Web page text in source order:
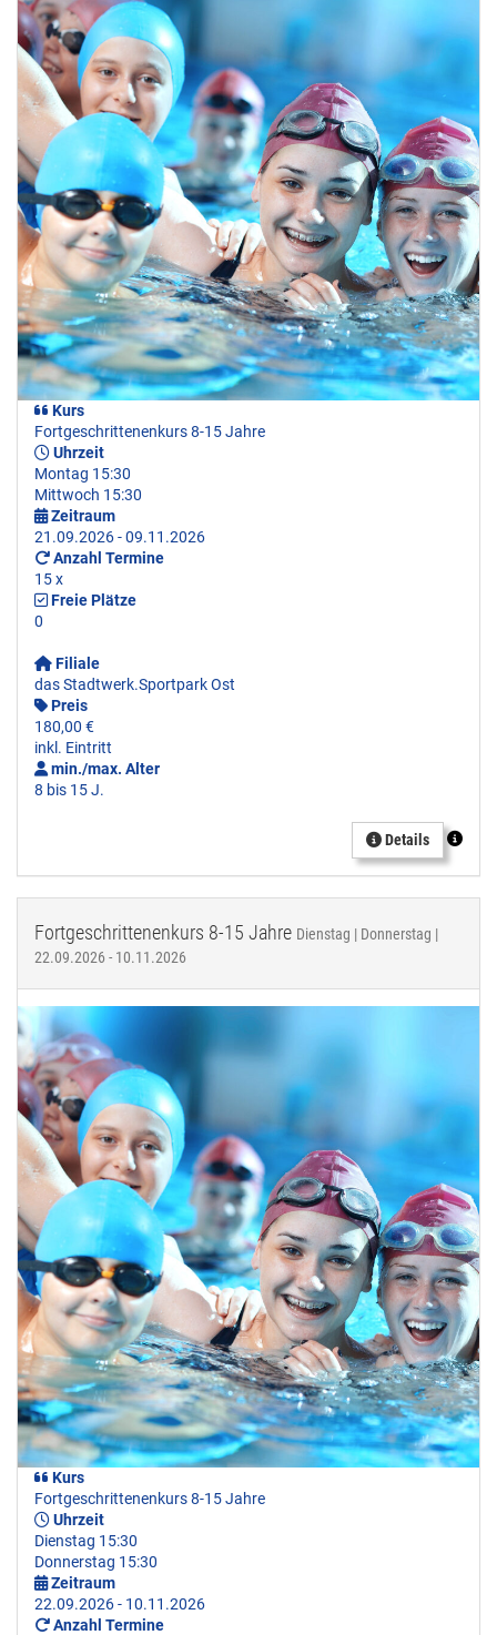
Kurs
Fortgeschrittenenkurs 8-15 Jahre
Uhrzeit
Montag 15:30
Mittwoch 15:30
Zeitraum
21.09.2026 - 09.11.2026
Anzahl Termine
15 x
Freie Plätze
0
Filiale
das Stadtwerk.Sportpark Ost
Preis
180,00 €
inkl. Eintritt
min./max. Alter
8 bis 15 J.
Details
Fortgeschrittenenkurs 8-15 Jahre Dienstag | Donnerstag |
22.09.2026 - 10.11.2026
Kurs
Fortgeschrittenenkurs 8-15 Jahre
Uhrzeit
Dienstag 15:30
Donnerstag 15:30
Zeitraum
22.09.2026 - 10.11.2026
Anzahl Termine